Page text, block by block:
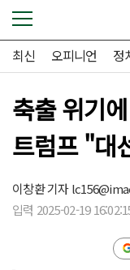
최신 오피니언 정
축출 위기
트럼프 "대
이창환 기자
입력 2025-02-19